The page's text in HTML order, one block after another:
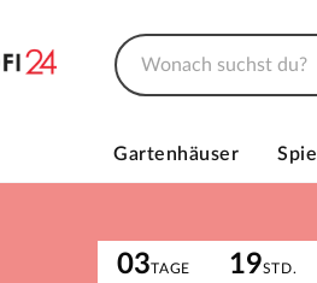
Gartenhäuser
03TAGE 19STD.